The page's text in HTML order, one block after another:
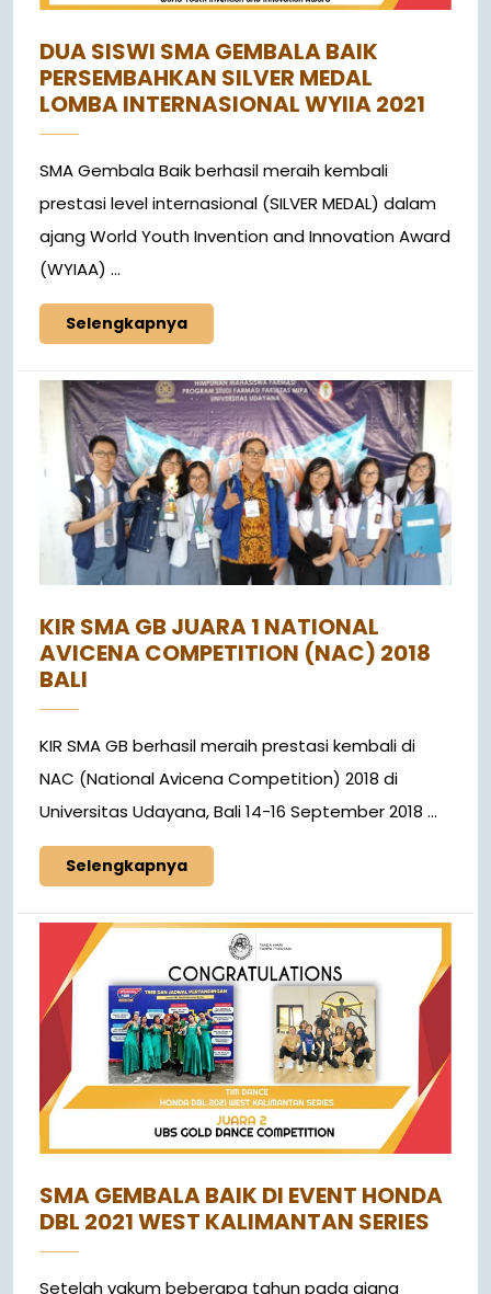
DUA SISWI SMA GEMBALA BAIK
PERSEMBAHKAN SILVER MEDAL
LOMBA INTERNASIONAL WYIIA 2021
SMA Gembala Baik berhasil meraih kembali
prestasi level internasional (SILVER MEDAL) dalam
ajang World Youth Invention and Innovation Award
(WYIAA) ...
Selengkapnya
KIR SMA GB JUARA 1 NATIONAL
AVICENA COMPETITION (NAC) 2018
BALI
KIR SMA GB berhasil meraih prestasi kembali di
NAC (National Avicena Competition) 2018 di
Universitas Udayana, Bali 14-16 September 2018 ...
Selengkapnya
SMA GEMBALA BAIK DI EVENT HONDA
DBL 2021 WEST KALIMANTAN SERIES
Setelah vakum beberapa tahun pada ajang